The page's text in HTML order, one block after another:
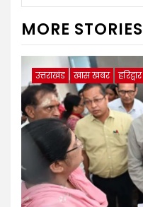
MORE STORIES
उत्तराखंड खास खबर हरिद्वार